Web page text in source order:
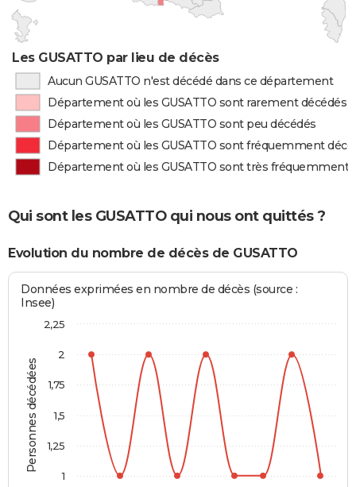
Les GUSATTO par lieu de décès
Aucun GUSATTO n'est décédé dans ce département
Département où les GUSATTO sont rarement décédés
Département où les GUSATTO sont peu décédés
Département où les GUSATTO sont fréquemment
Département où les GUSATTO sont très fréquemment
Qui sont les GUSATTO qui nous ont quittés ?
Evolution du nombre de décès de GUSATTO
Personnes décédées
Données exprimées en nombre de décès (source :
Insee)
1
1,25
1,5
1,75
2
2,25